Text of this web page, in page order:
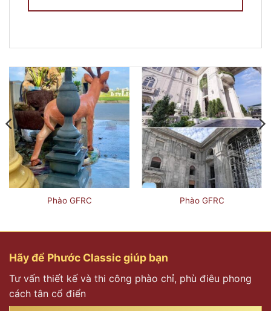
Phào GFRC Phào GFRC
Hãy để Phước Classic giúp bạn
Tư vấn thiết kế và thi công phào chỉ, phù điêu phong
cách tân cổ điển